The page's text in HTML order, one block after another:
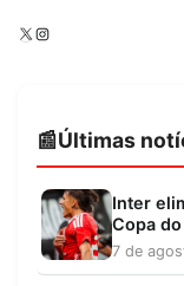
X Instagram
Últimas
Inter
Copa
7 de